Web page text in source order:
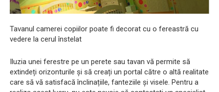
Tavanul camerei copiilor poate fi decorat cu o fereastră cu
vedere la cerul înstelat
Iluzia unei ferestre pe un perete sau tavan vă permite să
extindeți orizonturile și să creați un portal către o altă realitate
care să vă satisfacă înclinațiile, fanteziile și visele. Pentru a